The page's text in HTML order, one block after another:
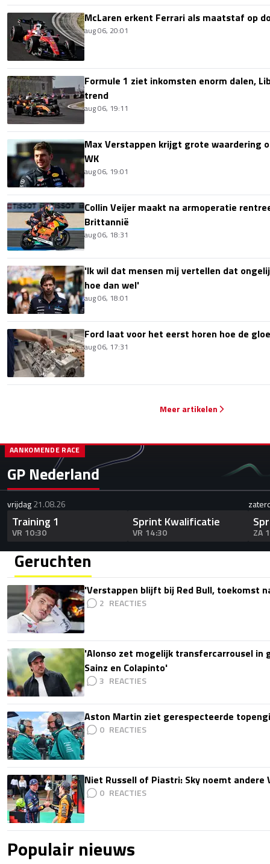
McLaren erkent Ferrari als maatstaf op
aug 06, 20:01
Formule 1 ziet inkomsten enorm dalen,
trend
aug 06, 19:11
Max Verstappen krijgt grote waardering
WK
aug 06, 19:01
Collin Veijer maakt na armoperatie
Brittannië
aug 06, 18:31
'Ik wil dat mensen mij vertellen dat
hoe dan wel'
aug 06, 18:01
Ford laat voor het eerst horen hoe de
aug 06, 17:31
Meer artikelen
GP Nederland
AANKOMENDE RACE
vrijdag21.08.26
Training 1
VR 10:30
Sprint Kwalificatie
VR 14:30 ZA
Geruchten
'Verstappen blijft bij Red Bull, toekomst
2
'Alonso zet mogelijk transfercarrousel in
Sainz en Colapinto'
3
Aston Martin ziet gerespecteerde
0
Niet Russell of Piastri: Sky noemt
0
Populair nieuws